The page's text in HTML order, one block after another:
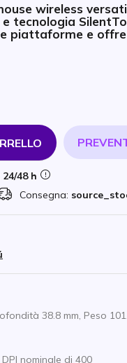
wireless
tecnologia
piattaforme e
24/48 h
Consegna:
38.8 mm, Peso
nominale di 400